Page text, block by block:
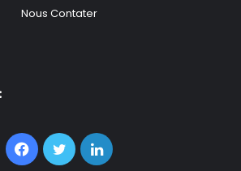
Nous Contater
Facebook
TwitterLinkedin